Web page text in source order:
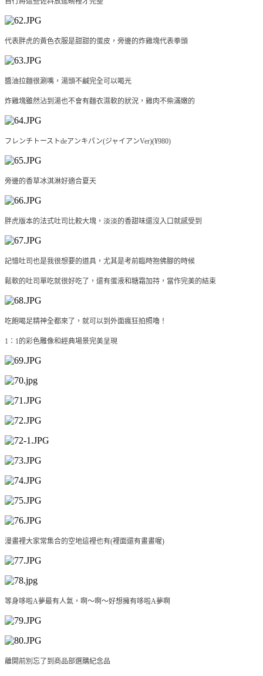
代表胖虎的黃色衣服是甜甜的蛋皮，旁邊的炸雞塊代表拳頭
醬油拉麵很涮嘴，湯頭不鹹完全可以喝光
炸雞塊雖然沾到湯也不會有麵衣濕軟的狀況，雞肉不柴滿嫩的
フレンチトーストdeアンキパン(ジャイアンVer)(¥980)
旁邊的香草冰淇淋好適合夏天
胖虎版本的法式吐司比較大塊，淡淡的香甜味還沒入口就感受到
記憶吐司也是我很想要的道具，尤其是考前臨時抱佛腳的時候
鬆軟的吐司單吃就很好吃了，還有蛋液和糖霜加持，當作完美的結束
吃飽喝足精神全都來了，就可以到外面瘋狂拍照嚕！
1：1的彩色雕像和經典場景完美呈現
漫畫裡大家常集合的空地這裡也有(裡面還有畫畫喔)
等身哆啦A夢最有人氣，啊〜啊〜好想擁有哆啦A夢啊
離開前別忘了到商品部選購紀念品